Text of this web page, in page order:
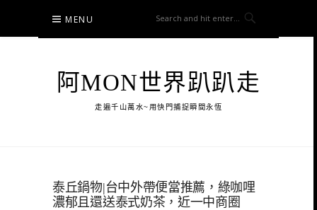
content
MENU
阿MON世界趴趴走
走遍千山萬水~用快門捕捉瞬間永恆
泰丘鍋物|台中外帶便當推薦，綠咖哩
濃郁且還送泰式奶茶，近一中商圈